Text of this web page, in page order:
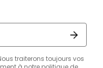
traiterons toujours vos